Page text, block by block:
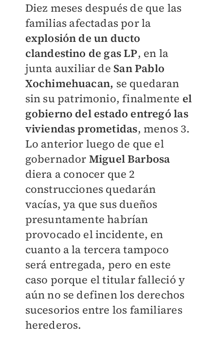
Diez meses después de que las
familias afectadas por la
explosión de un ducto
clandestino de gas LP, en la
junta auxiliar de San Pablo
Xochimehuacan, se quedaran
sin su patrimonio, finalmente el
gobierno del estado entregó las
viviendas prometidas, menos 3.
Lo anterior luego de que el
gobernador Miguel Barbosa
diera a conocer que 2
construcciones quedarán
vacías, ya que sus dueños
presuntamente habrían
provocado el incidente, en
cuanto a la tercera tampoco
será entregada, pero en este
caso porque el titular falleció y
aún no se definen los derechos
sucesorios entre los familiares
herederos.